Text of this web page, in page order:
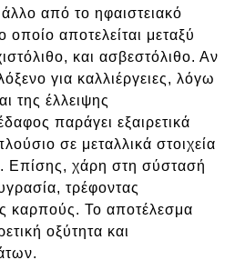
άλλο από το ηφαιστειακό
αποτελείται μεταξύ
και ασβεστόλιθο. Αν
για καλλιέργειες, λόγω
της έλλειψης
παράγει εξαιρετικά
σε μεταλλικά στοιχεία
Επίσης, χάρη στη σύστασή
τρέφοντας
καρπούς. Το αποτέλεσμα
οξύτητα και